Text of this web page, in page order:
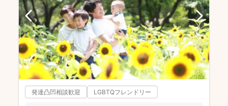
発達凸凹相談歓迎 LGBTQフレンドリー